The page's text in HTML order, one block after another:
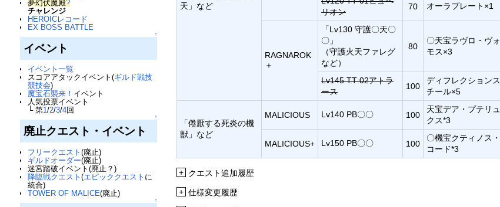
夢幻伏魔殿?
チャレンジ
HEROICレコード
EX BOSS BATTLE
↑
イベント
イベント一覧
スコアアタックイベント(ギルド戦技
競技会)
魔宝石襲来！ イベント
人気投票イベント
└ 第1/2/3/4回
↑
廃止クエスト・イベント
フリークエスト (廃止)
ギルドオーダー(廃止)
迷宮踏破イベント(廃止？)
降臨戦クエスト (エピッククエスト に
統合)
TOWER OF MALICE(廃止)
↑
天」など
リオン
70 オーラプレート×1
RAGNAROK
＋
「Lv130 守護〇天〇
〇」
（守護火天ファレグ
など）
80
〇天宝ラヴロ・ヴォ
モス×3
Lv145 TT-02アトラ
ース
100
ディフレクションス
チール×5
「倦厭する死炎の機
獣」など
MALICIOUS Lv140 PB〇〇 100
天宝デア・プテリュ
クス*3
MALICIOUS+ Lv150 PB〇〇 100
〇機宝クティノス・
コード*3
+ クエスト追加履歴
+ 仕様変更履歴